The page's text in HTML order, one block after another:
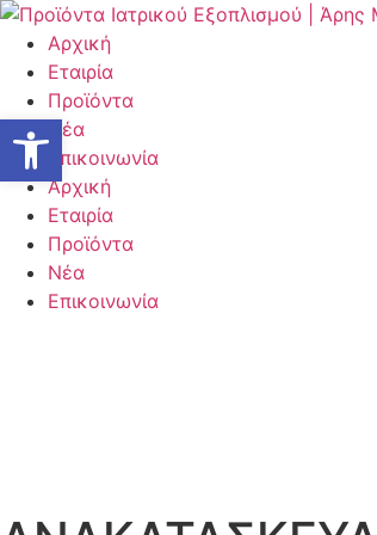
Μετάβαση
στο
περιεχόμενο
Αρχική
Εταιρία
Προϊόντα
Νέα
Επικοινωνία
Αρχική
Εταιρία
Προϊόντα
Νέα
Επικοινωνία
Ανοίξτε τη γραμμή εργαλείων